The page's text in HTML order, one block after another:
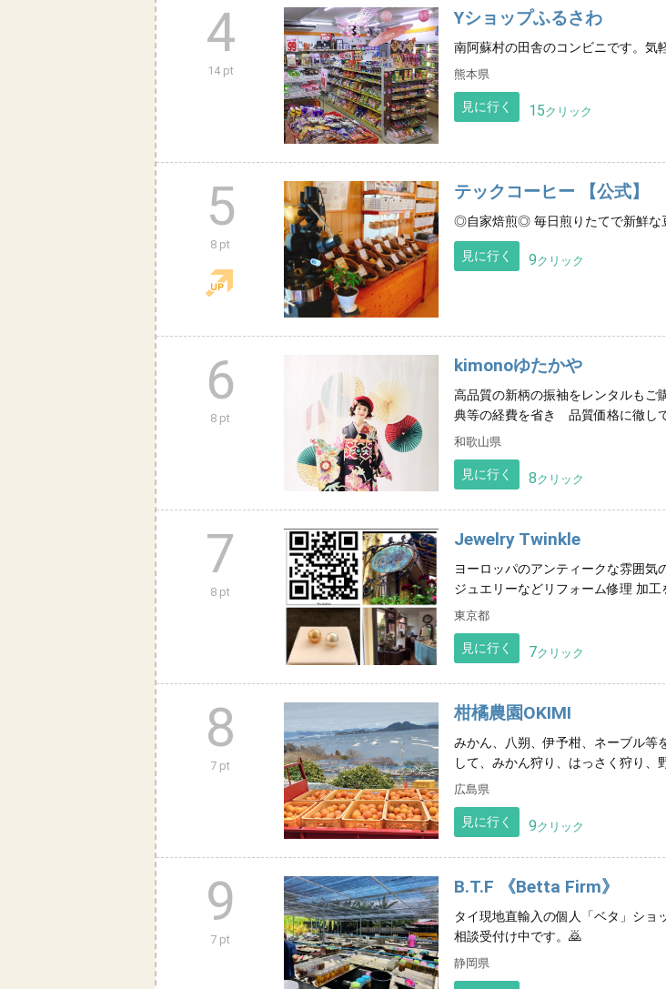
4
14 pt
Yショップふるさわ
南阿蘇村の田舎のコンビニです。気
熊本県
見に行く 15クリック
5
8 pt
テックコーヒー 【公式】
◎自家焙煎◎ 毎日煎りたてで新鮮な
見に行く 9クリック
6
8 pt
kimonoゆたかや
高品質の新柄の振袖をレンタルもご
典等の経費を省き 品質価格に徹して
和歌山県
見に行く 8クリック
7
8 pt
Jewelry Twinkle
ヨーロッパのアンティークな雰囲
ジュエリーなどリフォーム修理 加工
東京都
見に行く 7クリック
8
7 pt
柑橘農園OKIMI
みかん、八朔、伊予柑、ネーブル等
して、みかん狩り、はっさく狩り、
広島県
見に行く 9クリック
9
7 pt
B.T.F 《Betta Firm》
タイ現地直輸入の個人「ベタ」シ
相談受付け中です。🙇
静岡県